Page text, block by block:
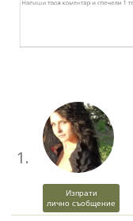
1.
Изпрати
лично съобщение